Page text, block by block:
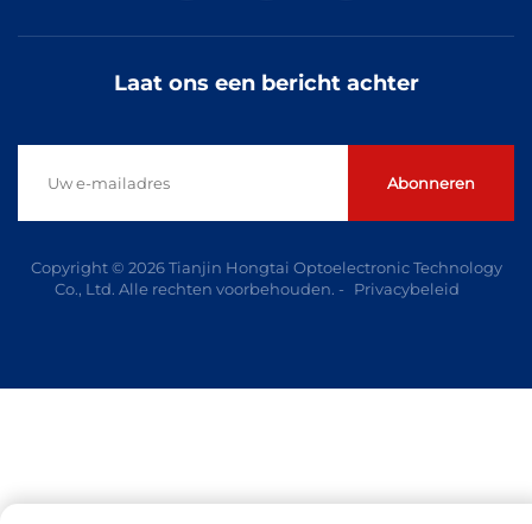
Laat ons een bericht achter
Abonneren
Copyright © 2026 Tianjin Hongtai Optoelectronic Technology
Co., Ltd. Alle rechten voorbehouden. -
Privacybeleid